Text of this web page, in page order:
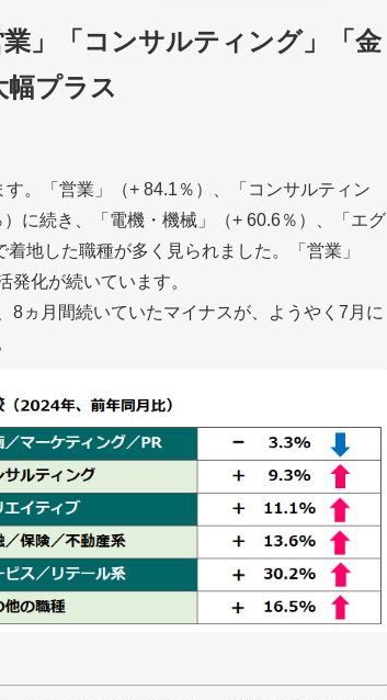
」「コンサルティング」「金
幅プラス
。「営業」（+ 84.1％）、「コンサルティン
に続き、「電機・機械」（+ 60.6％）、「エグ
地した職種が多く見られました。「営業」
発化が続いています。
8ヵ月間続いていたマイナスが、ようやく7月に